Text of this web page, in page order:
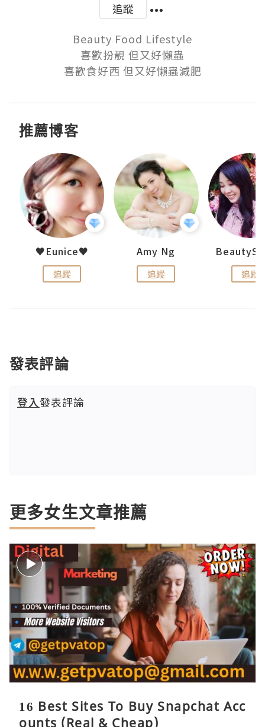
追蹤
Beauty Food Lifestyle
喜歡扮靚 但又好懶蟲
推薦博客
♥Eunice♥
追蹤
Amy Ng
追蹤 追蹤
發表評論
登入發表評論
更多女生文章推薦
16 Best Sites To Buy Snapchat Acc
ounts (Real & Cheap)